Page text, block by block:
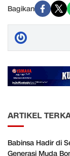
Bagikan
ARTIKEL
Babinsa Hadir di
Generasi Muda